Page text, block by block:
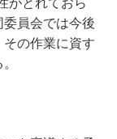
がとれておら
員会では今後
の作業に資す